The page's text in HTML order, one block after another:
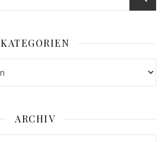
KATEGORIEN
ARCHIV